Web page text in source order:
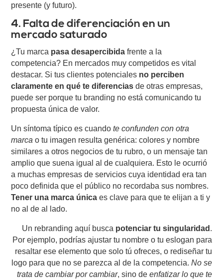
presente (y futuro).
4. Falta de diferenciación en un
mercado saturado
¿Tu marca pasa desapercibida frente a la
competencia? En mercados muy competidos es vital
destacar. Si tus clientes potenciales no perciben
claramente en qué te diferencias de otras empresas,
puede ser porque tu branding no está comunicando tu
propuesta única de valor.
Un síntoma típico es cuandote confunden con otra
marca o tu imagen resulta genérica: colores y nombre
similares a otros negocios de tu rubro, o un mensaje tan
amplio que suena igual al de cualquiera. Esto le ocurrió
a muchas empresas de servicios cuya identidad era tan
poco definida que el público no recordaba sus nombres.
Tener una marca única es clave para que te elijan a ti y
no al de al lado.
Un rebranding aquí busca potenciar tu singularidad .
Por ejemplo, podrías ajustar tu nombre o tu eslogan para
resaltar ese elemento que solo tú ofreces, o rediseñar tu
logo para que no se parezca al de la competencia. No se
trata de cambiar por cambiar, sino de enfatizar lo que te